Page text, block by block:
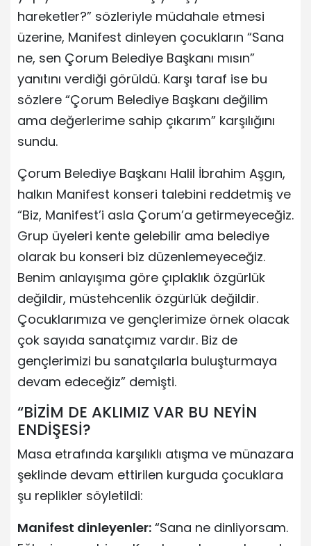
hareketler?” sözleriyle müdahale etmesi
üzerine, Manifest dinleyen çocukların “Sana
ne, sen Çorum Belediye Başkanı mısın”
yanıtını verdiği görüldü. Karşı taraf ise bu
sözlere “Çorum Belediye Başkanı değilim
ama değerlerime sahip çıkarım” karşılığını
sundu.
Çorum Belediye Başkanı Halil İbrahim Aşgın,
halkın Manifest konseri talebini reddetmiş ve
“Biz, Manifest’i asla Çorum’a getirmeyeceğiz.
Grup üyeleri kente gelebilir ama belediye
olarak bu konseri biz düzenlemeyeceğiz.
Benim anlayışıma göre çıplaklık özgürlük
değildir, müstehcenlik özgürlük değildir.
Çocuklarımıza ve gençlerimize örnek olacak
çok sayıda sanatçımız vardır. Biz de
gençlerimizi bu sanatçılarla buluşturmaya
devam edeceğiz” demişti.
“BİZİM DE AKLIMIZ VAR BU NEYİN
ENDİŞESİ?
Masa etrafında karşılıklı atışma ve münazara
şeklinde devam ettirilen kurguda çocuklara
şu replikler söyletildi:
Manifest dinleyenler: “Sana ne dinliyorsam.